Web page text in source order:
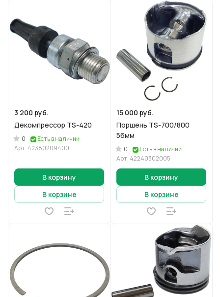
3 200 руб.
Декомпрессор TS-420
0
Есть в наличии
Арт. 42380209400
В корзину
В корзине
15 000 руб.
Поршень TS-700/800
56мм
0
Есть в наличии
Арт. 42240302005
В корзину
В корзине